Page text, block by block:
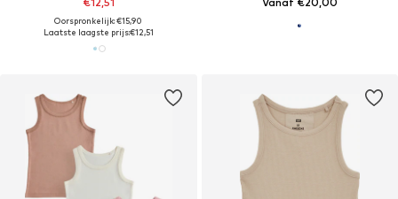
Oorspronkelijk: €15,90
Laatste laagste prijs:€12,51